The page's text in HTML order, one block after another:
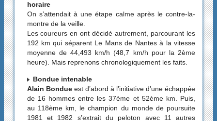
horaire
On s’attendait à une étape calme après le contre-la-
montre de la veille.
Les coureurs en ont décidé autrement, parcourant les
192 km qui séparent Le Mans de Nantes à la vitesse
moyenne de 44,493 km/h (48,7 km/h pour la 2ème
heure). Mais reprenons chronologiquement les faits.
Bondue intenable
Alain Bondueest d’abord à l’initiative d’une échappée
de 16 hommes entre les 37ème et 52ème km. Puis,
au 118ème km, le champion du monde de poursuite
1981 et 1982 s’extrait du peloton avec 11 autres